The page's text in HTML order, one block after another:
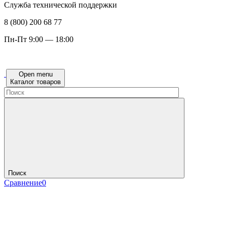
Служба технической поддержки
8 (800) 200 68 77
Пн-Пт 9:00 — 18:00
Open menu
Каталог товаров
Поиск
Сравнение0